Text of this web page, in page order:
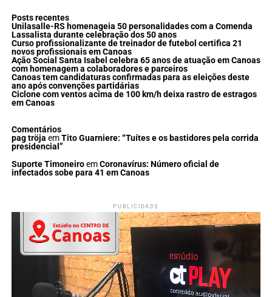
Posts recentes
Unilasalle-RS homenageia 50 personalidades com a Comenda
Lassalista durante celebração dos 50 anos
Curso profissionalizante de treinador de futebol certifica 21
novos profissionais em Canoas
Ação Social Santa Isabel celebra 65 anos de atuação em Canoas
com homenagem a colaboradores e parceiros
Canoas tem candidaturas confirmadas para as eleições deste
ano após convenções partidárias
Ciclone com ventos acima de 100 km/h deixa rastro de estragos
em Canoas
Comentários
pag tröja emTito Guarniere: “Tuítes e os bastidores pela corrida
presidencial”
Suporte TimoneiroemCoronavírus: Número oficial de
infectados sobe para 41 em Canoas
PUBLICIDADE